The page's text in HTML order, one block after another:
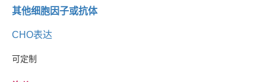
其他细胞因子或抗体
CHO表达
可定制